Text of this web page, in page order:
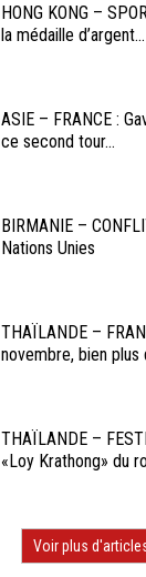
HONG KONG –
la médaille d’argent...
ASIE – FRANCE :
ce second tour...
BIRMANIE –
Nations Unies
THAÏLANDE –
novembre, bien plus
THAÏLANDE –
«Loy Krathong» du
Voir plus